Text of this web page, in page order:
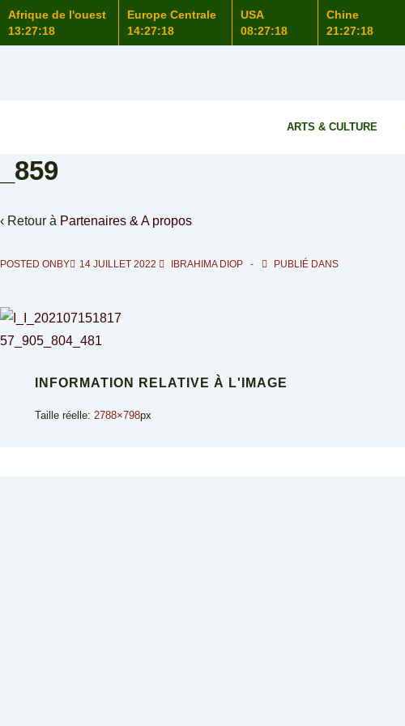
Afrique de l'ouest
13:27:19
Europe Centrale
14:27:19
USA
08:27:19
Chine
21:27:19
ARTS & CULTURE
_859
‹ Retour à Partenaires & A propos
POSTED ONBY 14 JUILLET 2022 IBRAHIMA DIOP PUBLIÉ DANS
INFORMATION RELATIVE À L'IMAGE
Taille réelle: 2788×798px